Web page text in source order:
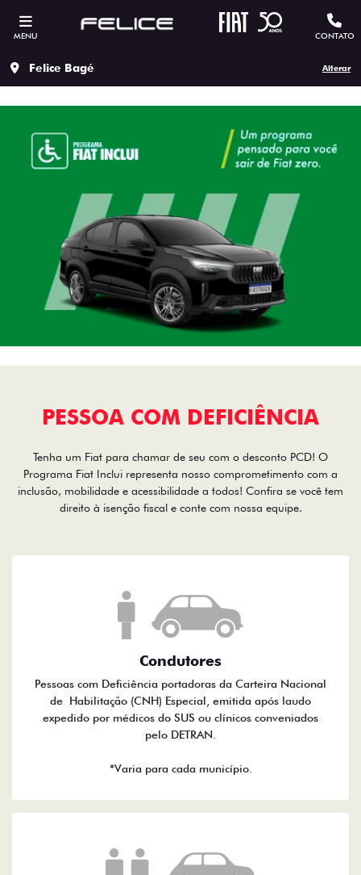
MENU CONTATO
Felice Bagé Alterar
PESSOA COM DEFICIÊNCIA
Tenha um Fiat para chamar de seu com o desconto PCD! O
Programa Fiat Inclui representa nosso comprometimento com a
inclusão, mobilidade e acessibilidade a todos! Confira se você tem
direito à isenção fiscal e conte com nossa equipe.
Condutores
Pessoas com Deficiência portadoras da Carteira Nacional
de Habilitação (CNH) Especial, emitida após laudo
expedido por médicos do SUS ou clínicos conveniados
pelo DETRAN.
*Varia para cada município.